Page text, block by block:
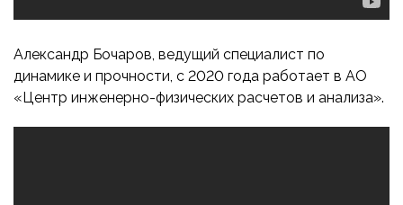
Александр Бочаров, ведущий специалист по
динамике и прочности, с 2020 года работает в АО
«Центр инженерно-физических расчетов и анализа».